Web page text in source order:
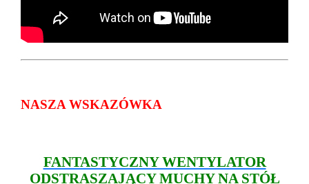
NASZA WSKAZÓWKA
FANTASTYCZNY WENTYLATOR
ODSTRASZAJĄCY MUCHY NA STÓŁ